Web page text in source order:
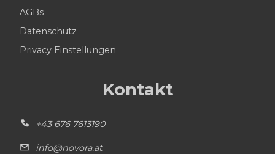
AGBs
Datenschutz
Privacy Einstellungen
Kontakt
+43 676 7613190
info@novora.at